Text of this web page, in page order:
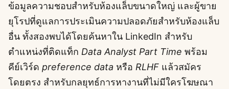
ข้อมูลความชอบสำหรับห้องแล็บขนาดใหญ่ และผู้ขาย
ยุโรปที่ดูแลการประเมินความปลอดภัยสำหรับห้องแล็บ
อื่น ทั้งสองพบได้โดยค้นหาใน LinkedIn สำหรับ
ตำแหน่งที่ติดแท็ก Data Analyst Part Time พร้อม
คีย์เวิร์ด preference data หรือ RLHF แล้วสมัคร
โดยตรง สำหรับกลยุทธ์การหางานที่ไม่มีใครโฆษณา